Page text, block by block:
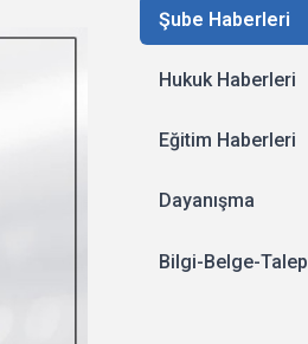
Şube Haberleri
Hukuk Haberleri
Eğitim Haberleri
Dayanışma
Bilgi-Belge-Talep